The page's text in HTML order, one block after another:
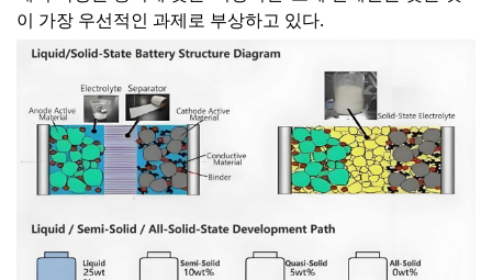
이 가장 우선적인 과제로 부상하고 있다.